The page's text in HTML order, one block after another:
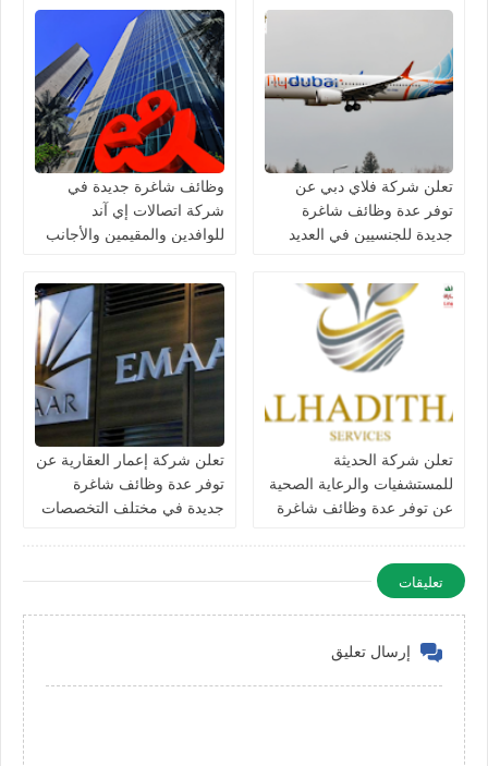
تعلن شركة فلاي دبي عن
توفر عدة وظائف شاغرة
جديدة للجنسيين في العديد
وظائف شاغرة جديدة في
شركة اتصالات إي آند
للوافدين والمقيمين والأجانب
تعلن شركة الحديثة
للمستشفيات والرعاية الصحية
عن توفر عدة وظائف شاغرة
تعلن شركة إعمار العقارية عن
توفر عدة وظائف شاغرة
جديدة في مختلف التخصصات
تعليقات
إرسال تعليق